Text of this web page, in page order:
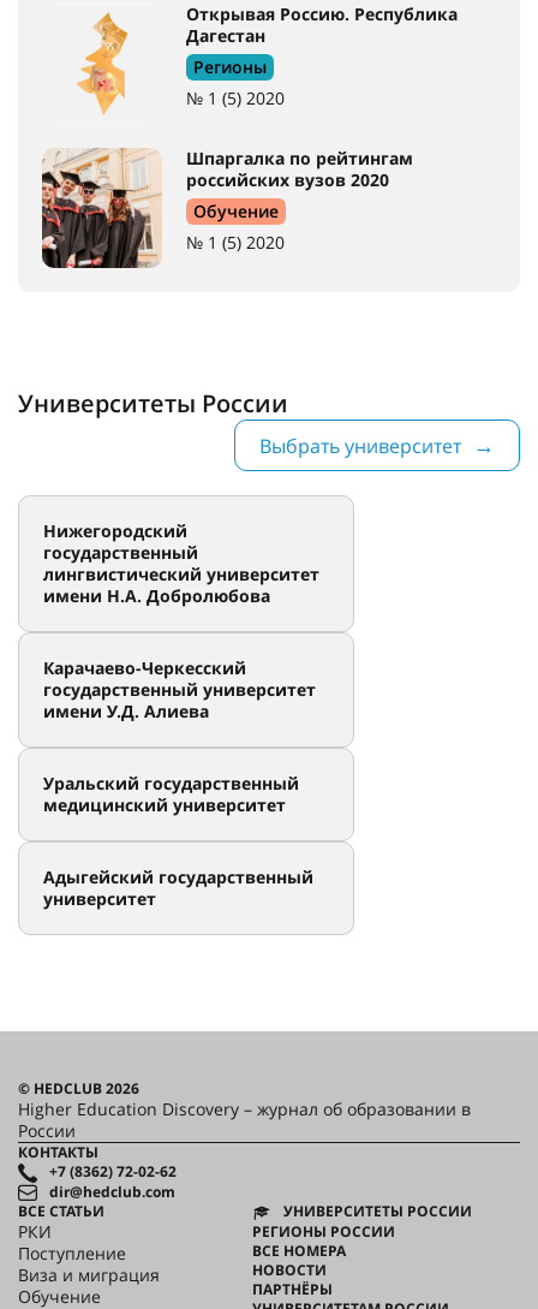
Открывая Россию. Республика
Дагестан
Регионы
№ 1 (5) 2020
Шпаргалка по рейтингам
российских вузов 2020
Обучение
№ 1 (5) 2020
Университеты России
Выбрать университет
Нижегородский
государственный
лингвистический университет
имени Н.А. Добролюбова
Карачаево-Черкесский
государственный университет
имени У.Д. Алиева
Уральский государственный
медицинский университет
Адыгейский государственный
университет
© HEDCLUB 2026
Higher Education Discovery – журнал об образовании в
России
КОНТАКТЫ
+7 (8362) 72-02-62
dir@hedclub.com
ВСЕ СТАТЬИ
РКИ
Поступление
Виза и миграция
Обучение
УНИВЕРСИТЕТЫ РОССИИ
РЕГИОНЫ РОССИИ
ВСЕ НОМЕРА
НОВОСТИ
ПАРТНЁРЫ